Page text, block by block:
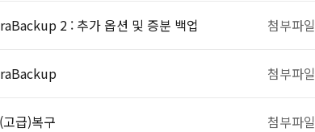
2 : 추가 옵션 및 증분 백업 첨부파일
첨부파일
급)복구 첨부파일